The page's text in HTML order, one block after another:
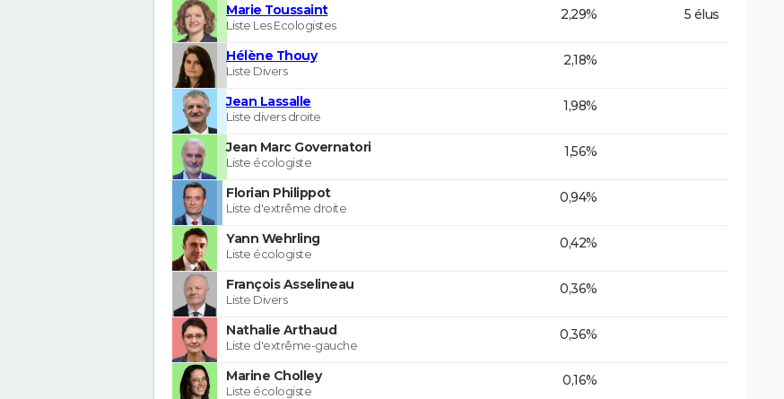
Marie Toussaint
Liste Les Ecologistes
2,29% 5 élus
Hélène Thouy
Liste Divers
2,18%
Jean Lassalle
Liste divers droite
1,98%
Jean Marc Governatori
Liste écologiste
1,56%
Florian Philippot
Liste d'extrême droite
0,94%
Yann Wehrling
Liste écologiste
0,42%
François Asselineau
Liste Divers
0,36%
Nathalie Arthaud
Liste d'extrême-gauche
0,36%
Marine Cholley
Liste écologiste
0,16%